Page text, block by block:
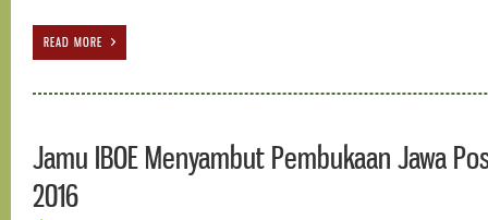
READ MORE
Jamu IBOE Menyambut Pembukaan Jawa
2016